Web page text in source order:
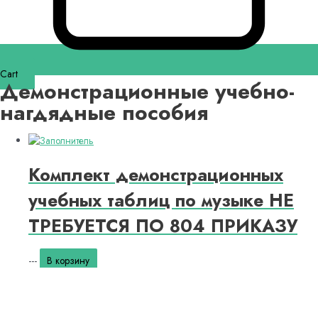
Cart
Демонстрационные учебно-
нагдядные пособия
Комплект демонстрационных
учебных таблиц по музыке НЕ
ТРЕБУЕТСЯ ПО 804 ПРИКАЗУ
--- В корзину